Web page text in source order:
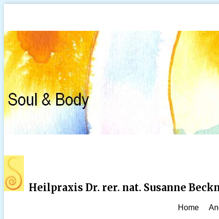
Heilpraxis Dr. rer. nat. Susanne
Home